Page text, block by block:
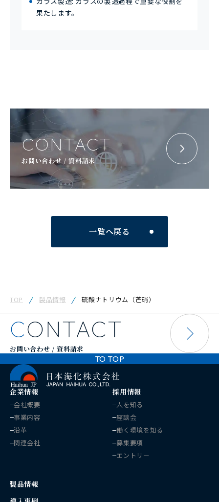
果たします。
CONTACT
お問い合わせ / 資料請求
一覧へ戻る
TOP 製品情報 硫酸ナトリウム（芒硝）
CONTACT
お問い合わせ / 資料請求
TO TOP
企業情報
会社概要
事業内容
沿革
関連会社
採用情報
人を知る
座談会
働く環境を知る
募集要項
エントリー
製品情報